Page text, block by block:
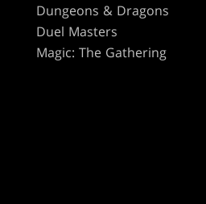
Dungeons & Dragons
Duel Masters
Magic: The Gathering